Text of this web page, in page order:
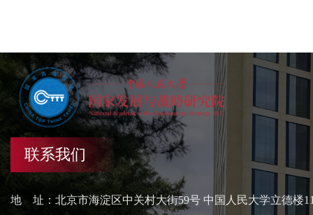
联系我们
地 址：北京市海淀区中关村大街59号 中国人民大学立德楼